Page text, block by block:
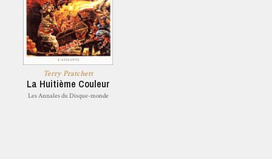
Terry Pratchett
La Huitième Couleur
Les Annales du Disque-monde